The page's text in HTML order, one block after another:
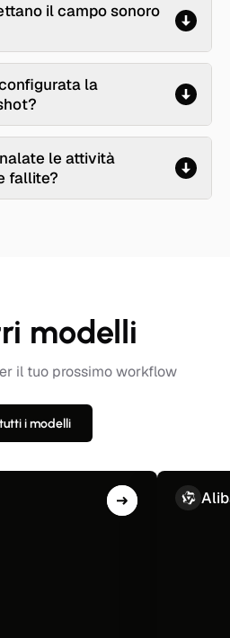
il campo sonoro
la
le attività
fallite?
modelli
il tuo prossimo workflow
i modelli